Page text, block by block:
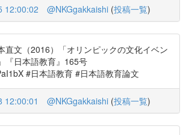
12:00:02 @NKGgakkaishi (投稿一覧)
直文（2016）「オリンピックの文化イベン
『日本語教育』165号
#日本語教育 #日本語教育論文
12:00:01 @NKGgakkaishi (投稿一覧)